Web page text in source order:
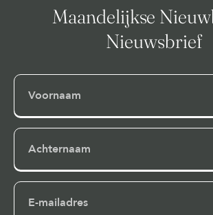
Maandelijkse
Nieuwsbrief
Voornaam
Achternaam
E-
mailadres